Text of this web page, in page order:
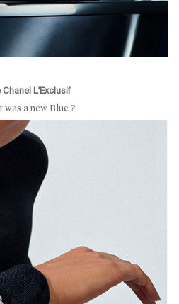
Chanel L'Exclusif
was a new Blue ?